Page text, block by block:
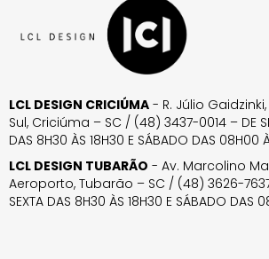
LCL DESIGN CRICIÚMA - R. Júlio
Sul, Criciúma – SC / (48) 3437-0014 – DE
DAS 8H30 ÀS 18H30 E SÁBADO DAS 08H00
LCL DESIGN TUBARÃO - Av. Marcolino
Aeroporto, Tubarão – SC / (48) 3626-7637
SEXTA DAS 8H30 ÀS 18H30 E SÁBADO DAS